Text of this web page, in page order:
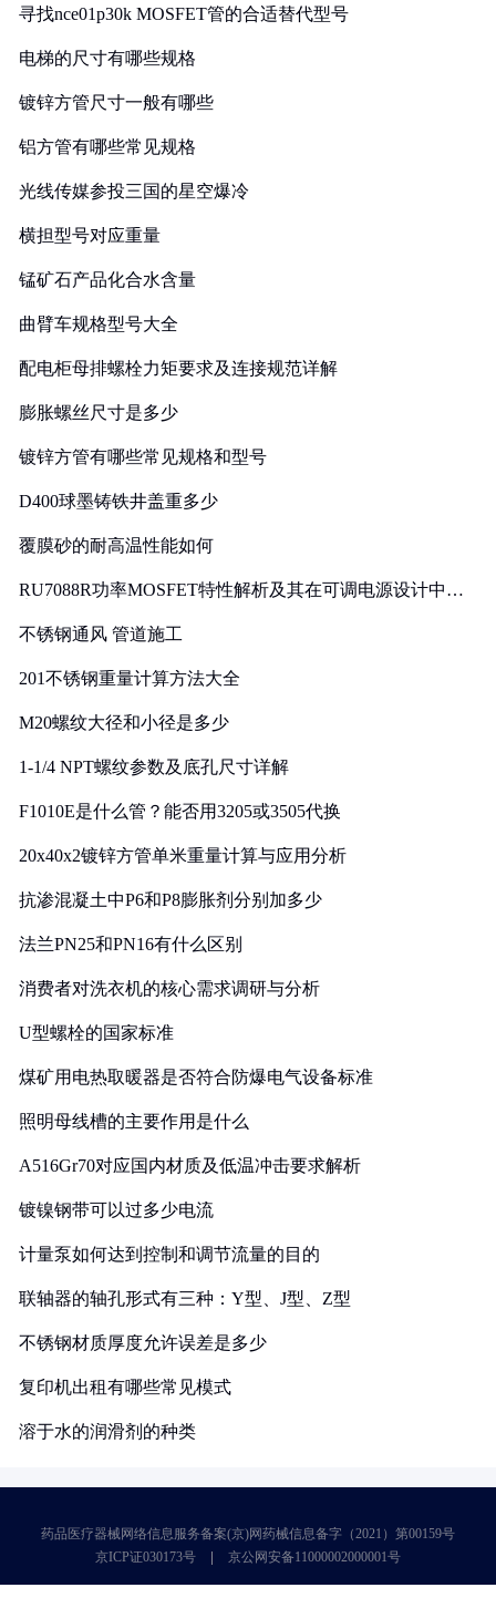
寻找nce01p30k MOSFET管的合适替代型号
电梯的尺寸有哪些规格
镀锌方管尺寸一般有哪些
铝方管有哪些常见规格
光线传媒参投三国的星空爆冷
横担型号对应重量
锰矿石产品化合水含量
曲臂车规格型号大全
配电柜母排螺栓力矩要求及连接规范详解
膨胀螺丝尺寸是多少
镀锌方管有哪些常见规格和型号
D400球墨铸铁井盖重多少
覆膜砂的耐高温性能如何
RU7088R功率MOSFET特性解析及其在可调电源设计中的
不锈钢通风 管道施工
201不锈钢重量计算方法大全
M20螺纹大径和小径是多少
1-1/4 NPT螺纹参数及底孔尺寸详解
F1010E是什么管？能否用3205或3505代换
20x40x2镀锌方管单米重量计算与应用分析
抗渗混凝土中P6和P8膨胀剂分别加多少
法兰PN25和PN16有什么区别
消费者对洗衣机的核心需求调研与分析
U型螺栓的国家标准
煤矿用电热取暖器是否符合防爆电气设备标准
照明母线槽的主要作用是什么
A516Gr70对应国内材质及低温冲击要求解析
镀镍钢带可以过多少电流
计量泵如何达到控制和调节流量的目的
联轴器的轴孔形式有三种：Y型、J型、Z型
不锈钢材质厚度允许误差是多少
复印机出租有哪些常见模式
溶于水的润滑剂的种类
药品医疗器械网络信息服务备案(京)网药械信息备字（2021）第00159号
京ICP证030173号
京公网安备11000002000001号